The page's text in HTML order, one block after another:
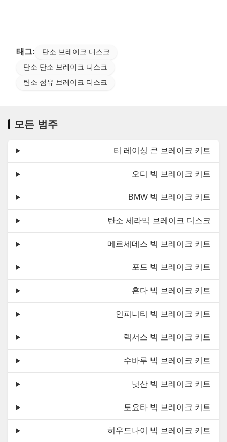
태그:
탄소 브레이크 디스크
탄소 탄소 브레이크 디스크
탄소 섬유 브레이크 디스크
모든 범주
티 레이싱 큰 브레이크 키트
오디 빅 브레이크 키트
BMW 빅 브레이크 키트
탄소 세라믹 브레이크 디스크
메르세데스 빅 브레이크 키트
포드 빅 브레이크 키트
혼다 빅 브레이크 키트
인피니티 빅 브레이크 키트
렉서스 빅 브레이크 키트
수바루 빅 브레이크 키트
닛산 빅 브레이크 키트
토요타 빅 브레이크 키트
히우드나이 빅 브레이크 키트